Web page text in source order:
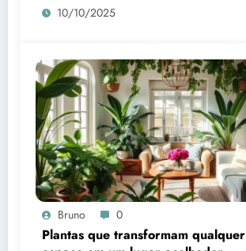
10/10/2025
Bruno 0
Plantas que transformam qualquer